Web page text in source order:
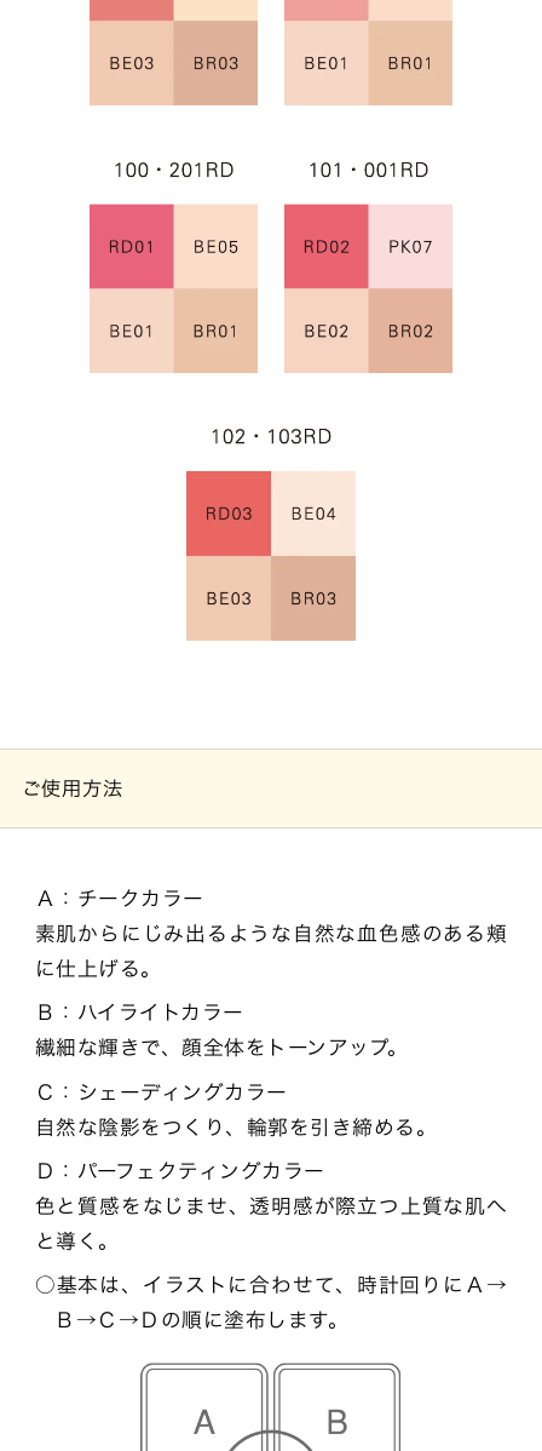
ご使用方法
Ａ：チークカラー
素肌からにじみ出るような自然な血色感のある頬
に仕上げる。
Ｂ：ハイライトカラー
繊細な輝きで、顔全体をトーンアップ。
Ｃ：シェーディングカラー
自然な陰影をつくり、輪郭を引き締める。
Ｄ：パーフェクティングカラー
色と質感をなじませ、透明感が際立つ上質な肌へ
と導く。
基本は、イラストに合わせて、時計回りにＡ→
Ｂ→Ｃ→Ｄの順に塗布します。